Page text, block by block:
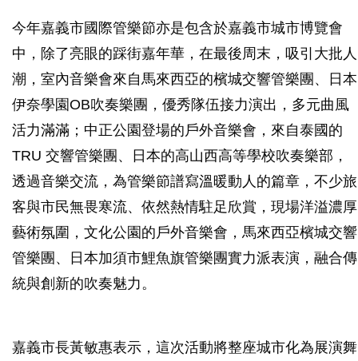
今年嘉義市國際管樂節亦是包含於嘉義市城市博覽會
中，除了亮眼的踩街嘉年華，在最後周末，吸引大批人
潮，室內音樂會來自馬來西亞的檳城交響管樂團、日本
伊奈學園OB吹奏樂團，優秀隊伍接力演出，多元曲風
活力滿滿；中正公園登場的戶外音樂會，來自泰國的
TRU 交響管樂團、日本的高山西高等學校吹奏樂部，
透過音樂交流，為管樂節譜寫溫暖動人的篇章，不少旅
客與市民無畏寒流、依然熱情駐足欣賞，現場洋溢濃厚
藝術氛圍，文化公園的戶外音樂會，馬來西亞檳城交響
管樂團、日本加須市鯉魚旗管樂團實力派表演，融合傳
統與創新的吹奏魅力。
嘉義市長黃敏惠表示，這次活動將整座城市化為展演舞